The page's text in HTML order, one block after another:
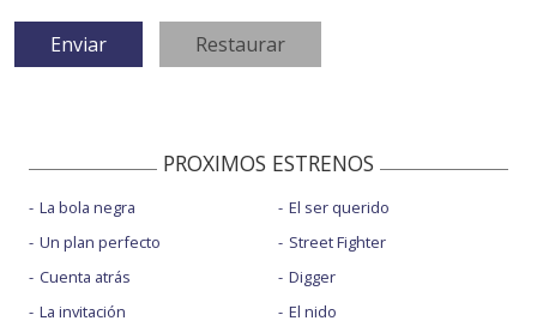
PROXIMOS ESTRENOS
La bola negra
Un plan perfecto
Cuenta atrás
La invitación
El ser querido
Street Fighter
Digger
El nido